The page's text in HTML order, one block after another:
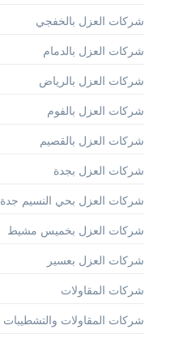
شركات العزل بالخفجي
شركات العزل بالدمام
شركات العزل بالرياض
شركات العزل بالفوم
شركات العزل بالقصيم
شركات العزل بجدة
شركات العزل بحي النسيم جدة
شركات العزل بخميس مشيط
شركات العزل بعسير
شركات المقاولات
شركات المقاولات والتشطيبات